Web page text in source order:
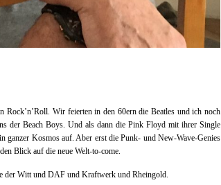
Rock’n’Roll. Wir feierten in den 60ern die Beatles und ich noch
der Beach Boys. Und als dann die Pink Floyd mit ihrer Single
ganzer Kosmos auf. Aber erst die Punk- und New-Wave-Genies
Blick auf die neue Welt-to-come.
der Witt und DAF und Kraftwerk und Rheingold.